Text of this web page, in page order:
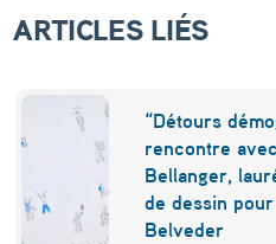
ARTICLES LIÉS
“Détours
rencontre
Bellanger,
de dessin
Belveder